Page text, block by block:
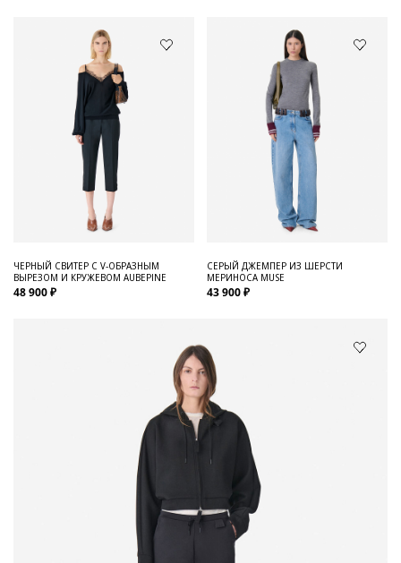
ЧЕРНЫЙ СВИТЕР С V-ОБРАЗНЫМ
ВЫРЕЗОМ И КРУЖЕВОМ AUBEPINE
48 900 ₽
СЕРЫЙ ДЖЕМПЕР ИЗ ШЕРСТИ
МЕРИНОСА MUSE
43 900 ₽